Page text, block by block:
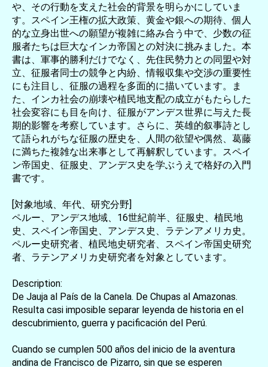
や、その行動を支えた社会的背景を明らかにしていま
す。スペイン王権の拡大政策、黄金や銀への期待、個人
的な立身出世への願望が複雑に絡み合う中で、少数の征
服者たちは巨大なインカ帝国との対決に挑みました。本
書は、軍事的勝利だけでなく、先住民勢力との同盟や対
立、征服者同士の競争と内紛、情報収集や交渉の重要性
にも注目し、征服の過程を多面的に描いています。ま
た、インカ社会の崩壊や植民地支配の成立がもたらした
社会変容にも目を向け、征服がアンデス世界に与えた長
期的影響を考察しています。さらに、英雄的叙事詩とし
て語られがちな征服の歴史を、人間の欲望や偶然、葛藤
に満ちた複雑な出来事として再解釈しています。スペイ
ン帝国史、征服史、アンデス史を学ぶうえで格好の入門
書です。
[対象地域、年代、研究分野]
ペルー、アンデス地域、16世紀前半、征服史、植民地
史、スペイン帝国史、アンデス史、ラテンアメリカ史。
ペルー史研究者、植民地史研究者、スペイン帝国史研究
者、ラテンアメリカ史研究者を対象としています。
Description:
De Jauja al País de la Canela. De Chupas al Amazonas.
Resulta casi imposible separar leyenda de historia en el
descubrimiento, guerra y pacificación del Perú.
Cuando se cumplen 500 años del inicio de la aventura
andina de Francisco de Pizarro, sin que se esperen